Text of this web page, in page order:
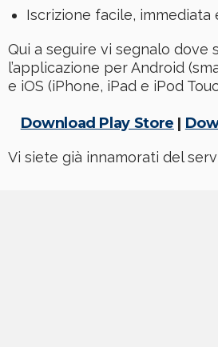
Iscrizione facile, immediata
Qui a seguire vi segnalo dove
l’applicazione per Android
e iOS (iPhone, iPad e iPod
Download Play Store |
Vi siete già innamorati del